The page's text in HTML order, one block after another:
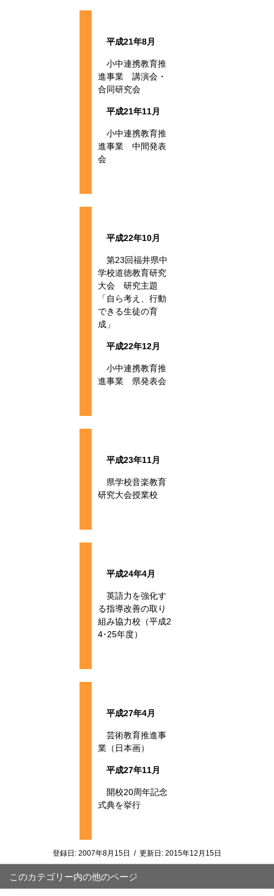
平成21年8月
小中連携教育推
進事業 講演会・
合同研究会
平成21年11月
小中連携教育推
進事業 中間発表
会
平成22年10月
第23回福井県中
学校道徳教育研究
大会 研究主題
「自ら考え、行動
できる生徒の育
成」
平成22年12月
小中連携教育推
進事業 県発表会
平成23年11月
県学校音楽教育
研究大会授業校
平成24年4月
英語力を強化す
る指導改善の取り
組み協力校（平成2
4･25年度）
平成27年4月
芸術教育推進事
業（日本画）
平成27年11月
開校20周年記念
式典を挙行
登録日: 2007年8月15日 / 更新日: 2015年12月15日
このカテゴリー内の他のページ